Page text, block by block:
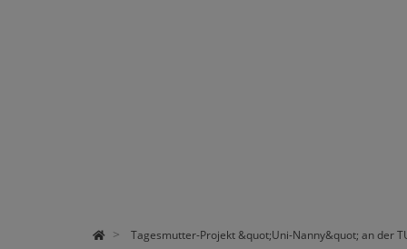
Tagesmutter-Projekt &quot;Uni-Nanny&quot; an der